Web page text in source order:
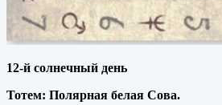
12-й солнечный день
Тотем: Полярная белая Сова.